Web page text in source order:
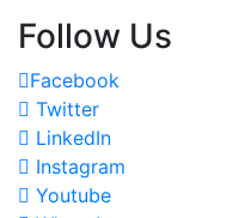
Follow Us
Facebook
Twitter
LinkedIn
Instagram
Youtube